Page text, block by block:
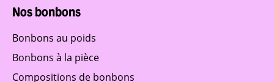
Nos bonbons
Bonbons au poids
Bonbons à la pièce
Compositions de bonbons